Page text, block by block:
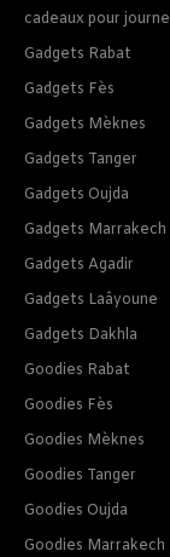
cadeaux pour
Gadgets Rabat
Gadgets Fès
Gadgets Mèknes
Gadgets Tanger
Gadgets Oujda
Gadgets Marrakech
Gadgets Agadir
Gadgets Laâyoune
Gadgets Dakhla
Goodies Rabat
Goodies Fès
Goodies Mèknes
Goodies Tanger
Goodies Oujda
Goodies Marrakech